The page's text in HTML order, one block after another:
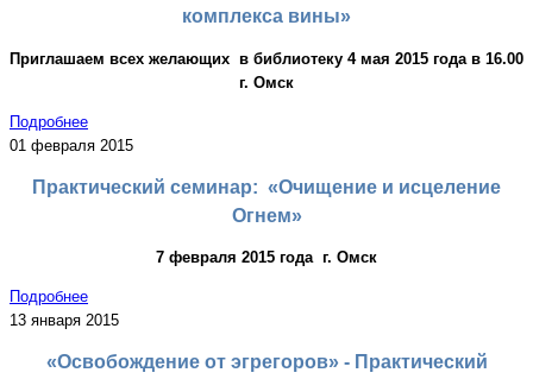
комплекса вины»
Приглашаем всех желающих в библиотеку 4 мая 2015 года в 16.00
г. Омск
Подробнее
01 февраля 2015
Практический семинар: «Очищение и исцеление
Огнем»
7 февраля 2015 года г. Омск
Подробнее
13 января 2015
«Освобождение от эгрегоров» - Практический